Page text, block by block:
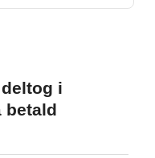
i
betald